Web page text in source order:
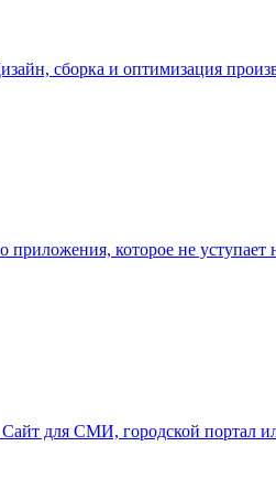
сборка и оптимизация
приложения, которое не
для СМИ, городской портал